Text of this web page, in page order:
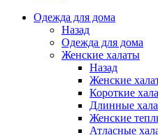
Одежда для дома
Назад
Одежда для дома
Женские халаты
Назад
Женские
Короткие
Длинные
Женские
Атласные